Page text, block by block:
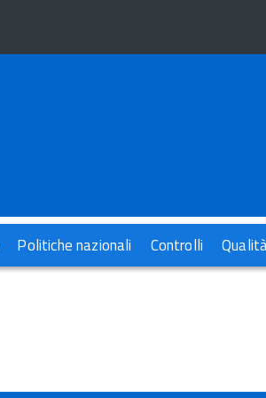
Politiche nazionali Controlli